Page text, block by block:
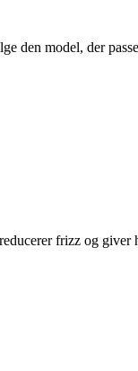
den model, der
frizz og